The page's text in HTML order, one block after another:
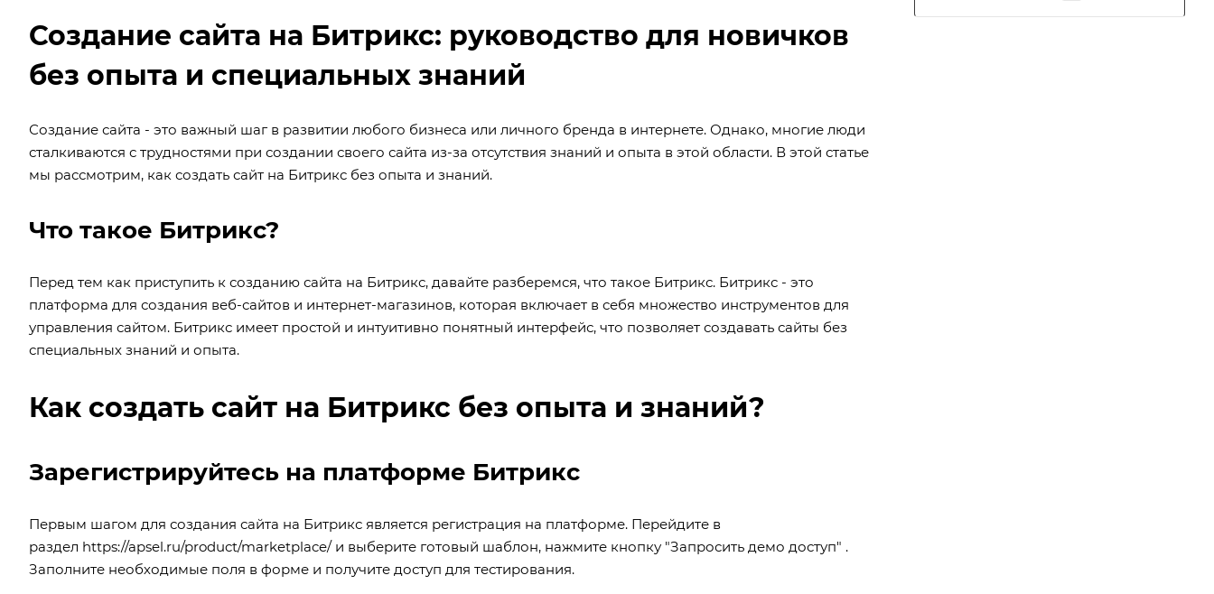
Создание сайта на Битрикс: руководство для новичков
без опыта и специальных знаний
Создание сайта - это важный шаг в развитии любого бизнеса или личного бренда в интернете. Однако, многие люди
сталкиваются с трудностями при создании своего сайта из-за отсутствия знаний и опыта в этой области. В этой статье
мы рассмотрим, как создать сайт на Битрикс без опыта и знаний.
Что такое Битрикс?
Перед тем как приступить к созданию сайта на Битрикс, давайте разберемся, что такое Битрикс. Битрикс - это
платформа для создания веб-сайтов и интернет-магазинов, которая включает в себя множество инструментов для
управления сайтом. Битрикс имеет простой и интуитивно понятный интерфейс, что позволяет создавать сайты без
специальных знаний и опыта.
Как создать сайт на Битрикс без опыта и знаний?
Зарегистрируйтесь на платформе Битрикс
Первым шагом для создания сайта на Битрикс является регистрация на платформе. Перейдите в
раздел https://apsel.ru/product/marketplace/и выберите готовый шаблон, нажмите кнопку "Запросить демо доступ" .
Заполните необходимые поля в форме и получите доступ для тестирования.